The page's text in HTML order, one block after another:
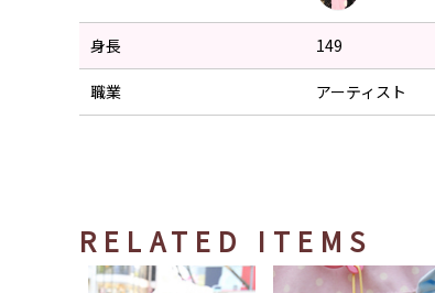
身長 149
職業 アーティスト
RELATED ITEMS